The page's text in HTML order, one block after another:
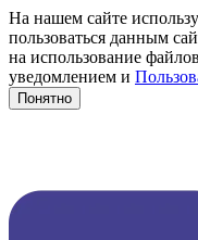
На нашем сайте
пользоваться данным
на использование
уведомлением и
Понятно